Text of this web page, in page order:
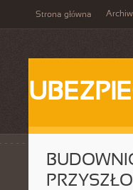
Strona główna